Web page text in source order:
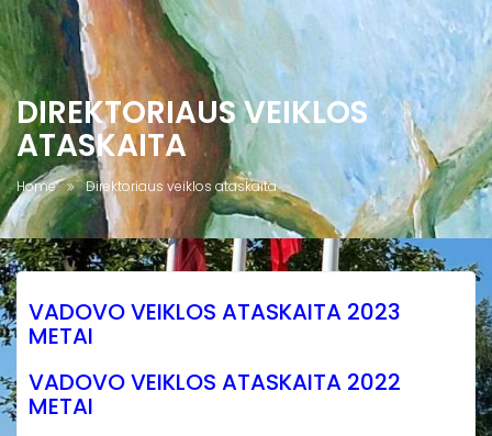
DIREKTORIAUS VEIKLOS
ATASKAITA
Home Direktoriaus veiklos ataskaita
VADOVO VEIKLOS ATASKAITA 2023
METAI
VADOVO VEIKLOS ATASKAITA 2022
METAI